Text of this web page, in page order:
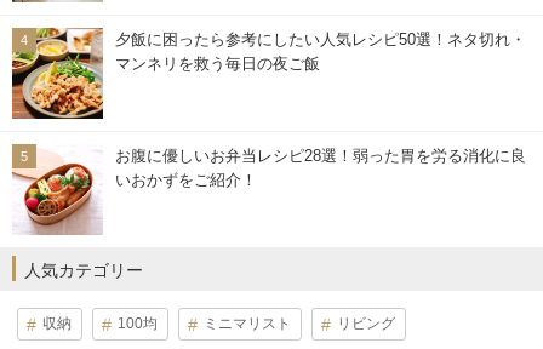
夕飯に困ったら参考にしたい人気レシピ50選！ネタ切れ・
マンネリを救う毎日の夜ご飯
お腹に優しいお弁当レシピ28選！弱った胃を労る消化に良
いおかずをご紹介！
人気カテゴリー
収納 100均 ミニマリスト リビング